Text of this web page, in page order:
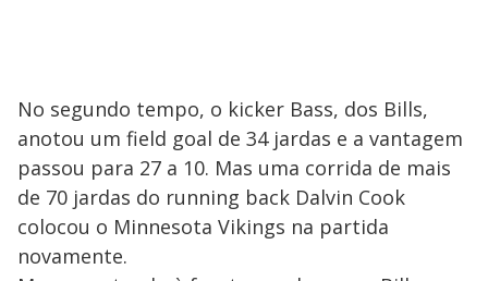
No segundo tempo, o kicker Bass, dos Bills,
anotou um field goal de 34 jardas e a vantagem
passou para 27 a 10. Mas uma corrida de mais
de 70 jardas do running back Dalvin Cook
colocou o Minnesota Vikings na partida
novamente.